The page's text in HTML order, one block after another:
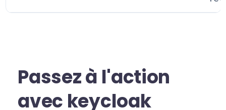
Passez à l'action
avec keycloak